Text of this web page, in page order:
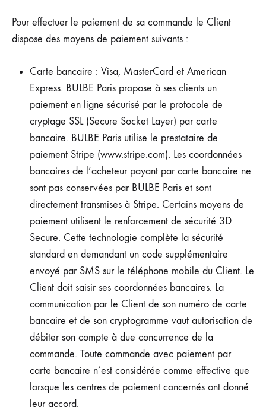
Pour effectuer le paiement de sa commande le Client
dispose des moyens de paiement suivants :
Carte bancaire : Visa, MasterCard et American
Express. BULBE Paris propose à ses clients un
paiement en ligne sécurisé par le protocole de
cryptage SSL (Secure Socket Layer) par carte
bancaire. BULBE Paris utilise le prestataire de
paiement Stripe (www.stripe.com). Les coordonnées
bancaires de l’acheteur payant par carte bancaire ne
sont pas conservées par BULBE Paris et sont
directement transmises à Stripe. Certains moyens de
paiement utilisent le renforcement de sécurité 3D
Secure. Cette technologie complète la sécurité
standard en demandant un code supplémentaire
envoyé par SMS sur le téléphone mobile du Client. Le
Client doit saisir ses coordonnées bancaires. La
communication par le Client de son numéro de carte
bancaire et de son cryptogramme vaut autorisation de
débiter son compte à due concurrence de la
commande. Toute commande avec paiement par
carte bancaire n’est considérée comme effective que
lorsque les centres de paiement concernés ont donné
leur accord.